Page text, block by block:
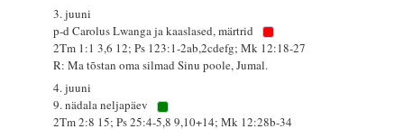
3. juuni
p-d Carolus Lwanga ja kaaslased, märtrid
2Tm 1:1 3,6 12; Ps 123:1-2ab,2cdefg; Mk 12:18-27
R: Ma tõstan oma silmad Sinu poole, Jumal.
4. juuni
9. nädala neljapäev
2Tm 2:8 15; Ps 25:4-5,8 9,10+14; Mk 12:28b-34